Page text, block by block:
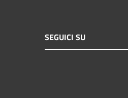
SEGUICI SU